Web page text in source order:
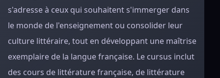
s'adresse à ceux qui souhaitent s'immerger dans
le monde de l'enseignement ou consolider leur
culture littéraire, tout en développant une maîtrise
exemplaire de la langue française. Le cursus inclut
des cours de littérature française, de littérature